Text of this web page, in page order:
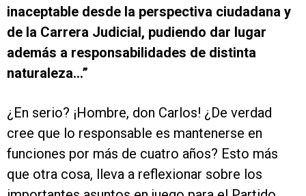
inaceptable desde la perspectiva ciudadana y
de la Carrera Judicial, pudiendo dar lugar
además a responsabilidades de distinta
naturaleza…”
¿En serio? ¡Hombre, don Carlos! ¿De verdad
cree que lo responsable es mantenerse en
funciones por más de cuatro años? Esto más
que otra cosa, lleva a reflexionar sobre los